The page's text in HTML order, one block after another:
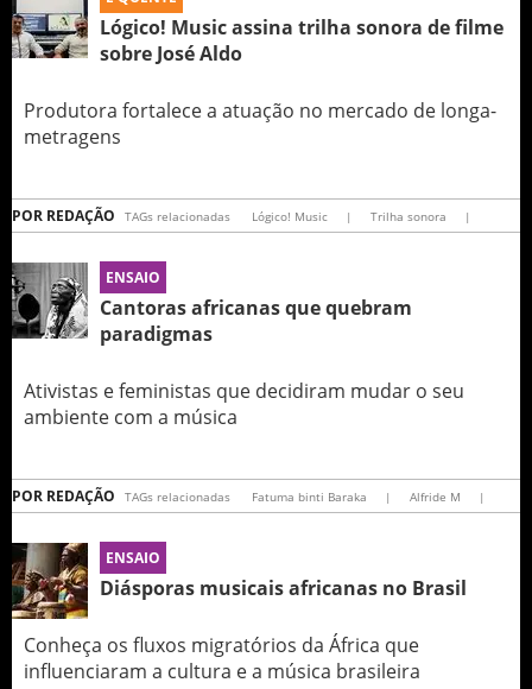
Lógico! Music assina trilha sonora de filme
sobre José Aldo
Produtora fortalece a atuação no mercado de longa-
metragens
POR REDAÇÃO TAGs relacionadas Lógico! Music | Trilha sonora |
ENSAIO
Cantoras africanas que quebram
paradigmas
Ativistas e feministas que decidiram mudar o seu
ambiente com a música
POR REDAÇÃO TAGs relacionadas Fatuma binti Baraka | Alfride M |
ENSAIO
Diásporas musicais africanas no Brasil
Conheça os fluxos migratórios da África que
influenciaram a cultura e a música brasileira